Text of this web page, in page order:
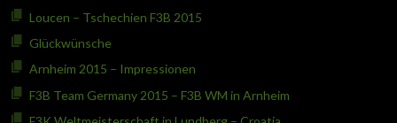
Loucen – Tschechien F3B 2015
Glückwünsche
Arnheim 2015 – Impressionen
F3B Team Germany 2015 – F3B WM in Arnheim